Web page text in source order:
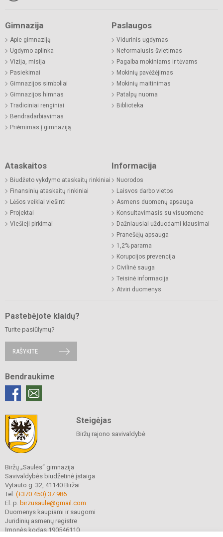
Gimnazija
Apie gimnaziją
Ugdymo aplinka
Vizija, misija
Pasiekimai
Gimnazijos simboliai
Gimnazijos himnas
Tradiciniai renginiai
Bendradarbiavimas
Priėmimas į gimnaziją
Paslaugos
Vidurinis ugdymas
Neformalusis švietimas
Pagalba mokiniams ir tėvams
Mokinių pavėžėjimas
Mokinių maitinimas
Patalpų nuoma
Biblioteka
Ataskaitos
Biudžeto vykdymo ataskaitų rinkiniai
Finansinių ataskaitų rinkiniai
Lėšos veiklai viešinti
Projektai
Viešieji pirkimai
Informacija
Nuorodos
Laisvos darbo vietos
Asmens duomenų apsauga
Konsultavimasis su visuomene
Dažniausiai užduodami klausimai
Pranešėjų apsauga
1,2% parama
Korupcijos prevencija
Civilinė sauga
Teisinė informacija
Atviri duomenys
Pastebėjote klaidų?
Turite pasiūlymų?
RAŠYKITE
Bendraukime
Steigėjas
Biržų rajono savivaldybė
Biržų „Saulės“ gimnazija
Savivaldybės biudžetinė įstaiga
Vytauto g. 32, 41140 Biržai
Tel. (+370 450) 37 986
El. p. birzusaule@gmail.com
Duomenys kaupiami ir saugomi
Juridinių asmenų registre
Įmonės kodas 190546110